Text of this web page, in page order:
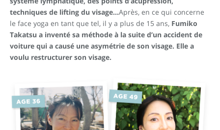
techniques de lifting du visage…Après, en ce qui concerne
le face yoga en tant que tel, il y a plus de 15 ans, Fumiko
Takatsu a inventé sa méthode à la suite d’un accident de
voiture qui a causé une asymétrie de son visage. Elle a
voulu restructurer son visage.